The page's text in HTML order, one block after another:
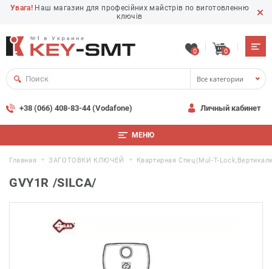
Увага! Наш магазин для професійних майстрів по виготовленню
ключів
0 0
Все категории
+38 (066) 408-83-44 (Vodafone) Личный кабинет
МЕНЮ
Главная ЗАГОТОВКИ КЛЮЧЕЙ Квартирная Спец(Mul-T-
GVY1R /SILCA/